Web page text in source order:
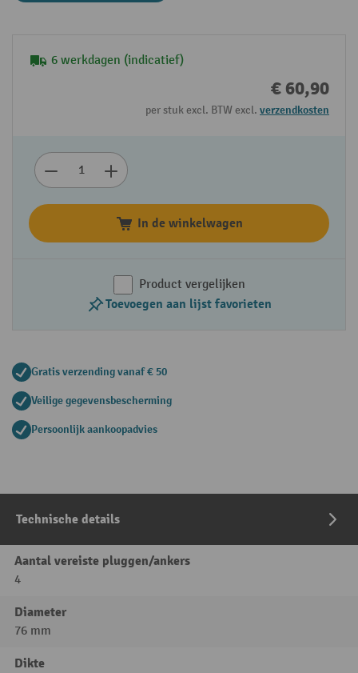
6 werkdagen (indicatief)
€ 60,90
per stuk excl. BTW excl. verzendkosten
In de winkelwagen
Product vergelijken
Toevoegen aan lijst favorieten
Gratis verzending vanaf € 50
Veilige gegevensbescherming
Persoonlijk aankoopadvies
Technische details
Aantal vereiste pluggen/ankers
4
Diameter
76 mm
Dikte